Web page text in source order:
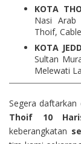
KOTA
Nasi Arab
Thoif,
KOTA
Sultan
Melewati
Segera daftarkan
Thoif 10 Hari
keberangkatan